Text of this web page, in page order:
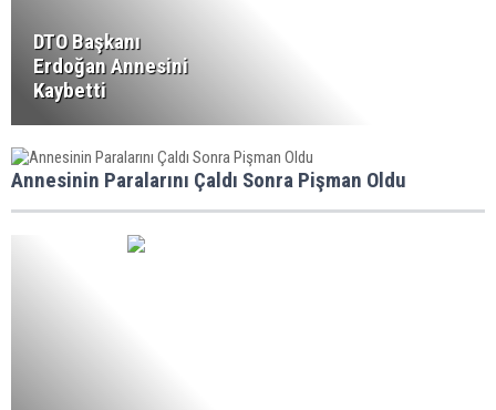
DTO Başkanı
Erdoğan Annesini
Kaybetti
Annesinin Paralarını Çaldı Sonra Pişman Oldu